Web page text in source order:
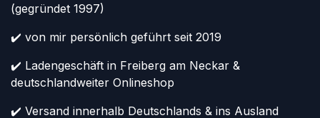
(gegründet 1997)
✔️ von mir persönlich geführt seit 2019
✔️ Ladengeschäft in Freiberg am Neckar &
deutschlandweiter Onlineshop
✔️ Versand innerhalb Deutschlands & ins Ausland